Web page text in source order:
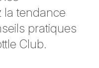
la tendance
pratiques
Club.